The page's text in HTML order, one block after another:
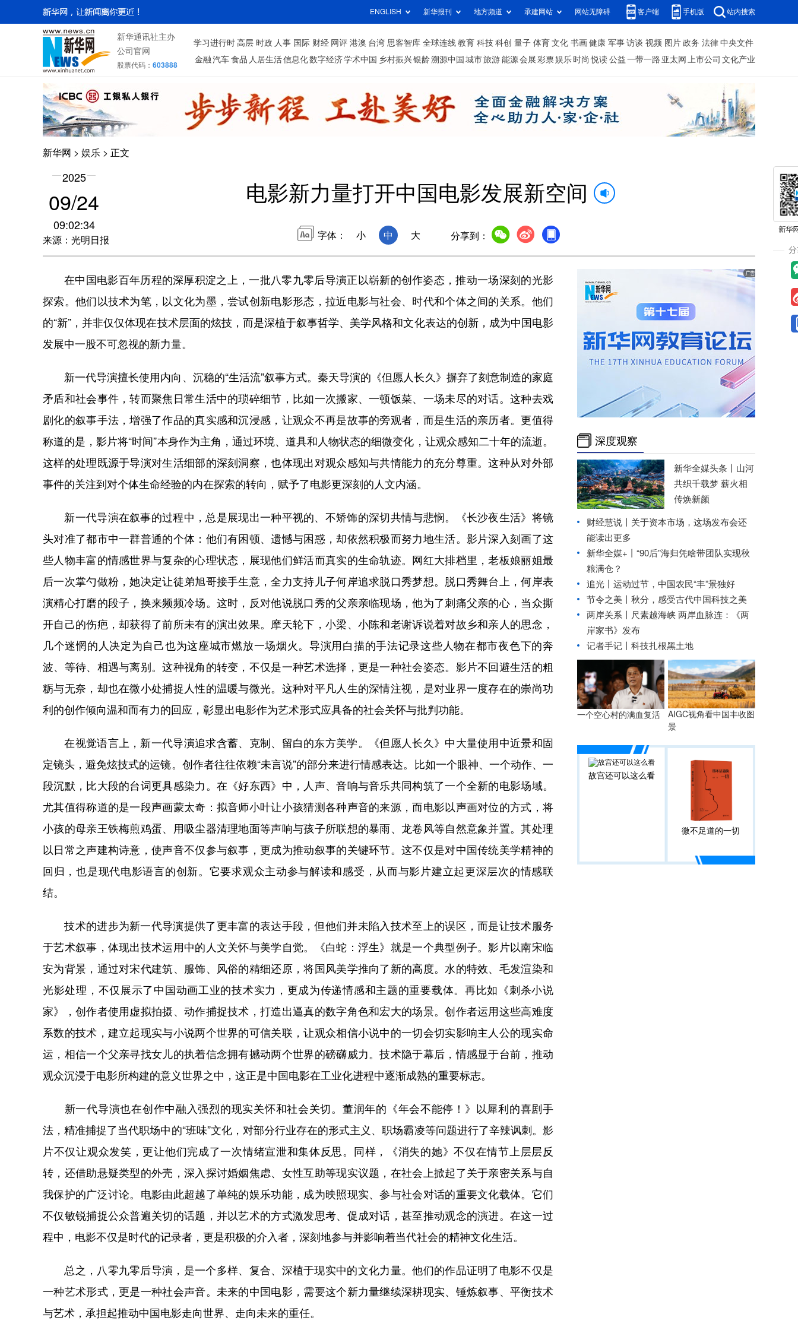
ENGLISH 新华报刊 地方频道 承建网站 网站无障碍 客户端 手机版 站内搜索
新华通讯社主办
公司官网
股票代码： 603888
学习进行时 高层 时政 人事 国际 财经 网评 港澳 台湾 思客智库 全球连线 教育 科技 科创 量子 体育 文化 书画 健康 军事 访谈 视频 图片 政务 法律 中央文件
金融 汽车 食品 人居生活信息化数字经济学术中国 乡村振兴银龄溯源中国 城市旅游 能源 会展 彩票娱乐 时尚 悦读 公益 一带一路 亚太网 上市公司 文化产业
新华网 > 娱乐 > 正文
2025
09/24
09:02:34
来源：光明日报
电影新力量打开中国电影发展新空间
字体： 小 中 大 分享到：
在中国电影百年历程的深厚积淀之上，一批八零九零后导演正以崭新的创作姿态，推动一场深刻的光影
探索。他们以技术为笔，以文化为墨，尝试创新电影形态，拉近电影与社会、时代和个体之间的关系。他们
的“新”，并非仅仅体现在技术层面的炫技，而是深植于叙事哲学、美学风格和文化表达的创新，成为中国电影
发展中一股不可忽视的新力量。
新一代导演擅长使用内向、沉稳的“生活流”叙事方式。秦天导演的《但愿人长久》摒弃了刻意制造的家庭
矛盾和社会事件，转而聚焦日常生活中的琐碎细节，比如一次搬家、一顿饭菜、一场未尽的对话。这种去戏
剧化的叙事手法，增强了作品的真实感和沉浸感，让观众不再是故事的旁观者，而是生活的亲历者。更值得
称道的是，影片将“时间”本身作为主角，通过环境、道具和人物状态的细微变化，让观众感知二十年的流逝。
这样的处理既源于导演对生活细部的深刻洞察，也体现出对观众感知与共情能力的充分尊重。这种从对外部
事件的关注到对个体生命经验的内在探索的转向，赋予了电影更深刻的人文内涵。
新一代导演在叙事的过程中，总是展现出一种平视的、不矫饰的深切共情与悲悯。《长沙夜生活》将镜
头对准了都市中一群普通的个体：他们有困顿、遗憾与困惑，却依然积极而努力地生活。影片深入刻画了这
些人物丰富的情感世界与复杂的心理状态，展现他们鲜活而真实的生命轨迹。网红大排档里，老板娘丽姐最
后一次掌勺做粉，她决定让徒弟旭哥接手生意，全力支持儿子何岸追求脱口秀梦想。脱口秀舞台上，何岸表
演精心打磨的段子，换来频频冷场。这时，反对他说脱口秀的父亲亲临现场，他为了刺痛父亲的心，当众撕
开自己的伤疤，却获得了前所未有的演出效果。摩天轮下，小梁、小陈和老谢诉说着对故乡和亲人的思念，
几个迷惘的人决定为自己也为这座城市燃放一场烟火。导演用白描的手法记录这些人物在都市夜色下的奔
波、等待、相遇与离别。这种视角的转变，不仅是一种艺术选择，更是一种社会姿态。影片不回避生活的粗
粝与无奈，却也在微小处捕捉人性的温暖与微光。这种对平凡人生的深情注视，是对业界一度存在的崇尚功
利的创作倾向温和而有力的回应，彰显出电影作为艺术形式应具备的社会关怀与批判功能。
在视觉语言上，新一代导演追求含蓄、克制、留白的东方美学。《但愿人长久》中大量使用中近景和固
定镜头，避免炫技式的运镜。创作者往往依赖“未言说”的部分来进行情感表达。比如一个眼神、一个动作、一
段沉默，比大段的台词更具感染力。在《好东西》中，人声、音响与音乐共同构筑了一个全新的电影场域。
尤其值得称道的是一段声画蒙太奇：拟音师小叶让小孩猜测各种声音的来源，而电影以声画对位的方式，将
小孩的母亲王铁梅煎鸡蛋、用吸尘器清理地面等声响与孩子所联想的暴雨、龙卷风等自然意象并置。其处理
以日常之声建构诗意，使声音不仅参与叙事，更成为推动叙事的关键环节。这不仅是对中国传统美学精神的
回归，也是现代电影语言的创新。它要求观众主动参与解读和感受，从而与影片建立起更深层次的情感联
结。
技术的进步为新一代导演提供了更丰富的表达手段，但他们并未陷入技术至上的误区，而是让技术服务
于艺术叙事，体现出技术运用中的人文关怀与美学自觉。《白蛇：浮生》就是一个典型例子。影片以南宋临
安为背景，通过对宋代建筑、服饰、风俗的精细还原，将国风美学推向了新的高度。水的特效、毛发渲染和
光影处理，不仅展示了中国动画工业的技术实力，更成为传递情感和主题的重要载体。再比如《刺杀小说
家》，创作者使用虚拟拍摄、动作捕捉技术，打造出逼真的数字角色和宏大的场景。创作者运用这些高难度
系数的技术，建立起现实与小说两个世界的可信关联，让观众相信小说中的一切会切实影响主人公的现实命
运，相信一个父亲寻找女儿的执着信念拥有撼动两个世界的磅礴威力。技术隐于幕后，情感显于台前，推动
观众沉浸于电影所构建的意义世界之中，这正是中国电影在工业化进程中逐渐成熟的重要标志。
新一代导演也在创作中融入强烈的现实关怀和社会关切。董润年的《年会不能停！》以犀利的喜剧手
法，精准捕捉了当代职场中的“班味”文化，对部分行业存在的形式主义、职场霸凌等问题进行了辛辣讽刺。影
片不仅让观众发笑，更让他们完成了一次情绪宣泄和集体反思。同样，《消失的她》不仅在情节上层层反
转，还借助悬疑类型的外壳，深入探讨婚姻焦虑、女性互助等现实议题，在社会上掀起了关于亲密关系与自
我保护的广泛讨论。电影由此超越了单纯的娱乐功能，成为映照现实、参与社会对话的重要文化载体。它们
不仅敏锐捕捉公众普遍关切的话题，并以艺术的方式激发思考、促成对话，甚至推动观念的演进。在这一过
程中，电影不仅是时代的记录者，更是积极的介入者，深刻地参与并影响着当代社会的精神文化生活。
总之，八零九零后导演，是一个多样、复合、深植于现实中的文化力量。他们的作品证明了电影不仅是
一种艺术形式，更是一种社会声音。未来的中国电影，需要这个新力量继续深耕现实、锤炼叙事、平衡技术
与艺术，承担起推动中国电影走向世界、走向未来的重任。
深度观察
新华全媒头条丨 山河
共织千载梦 薪火相
传焕新颜
财经慧说丨关于资本市场，这场发布会还
能读出更多
新华全媒+丨 “90后”海归凭啥带团队实现秋
粮满仓？
追光丨 运动过节，中国农民“丰”景独好
节令之美丨秋分，感受古代中国科技之美
两岸关系丨
尺素越海峡 两岸血脉连：《两
岸家书》发布
记者手记丨科技扎根黑土地
一个空心村的满血复活
AIGC视角看中国丰收图
景
故宫还可以这么看
微不足道的一切